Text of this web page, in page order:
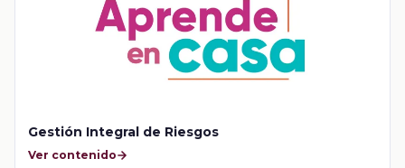
Gestión Integral de Riesgos
Ver contenido